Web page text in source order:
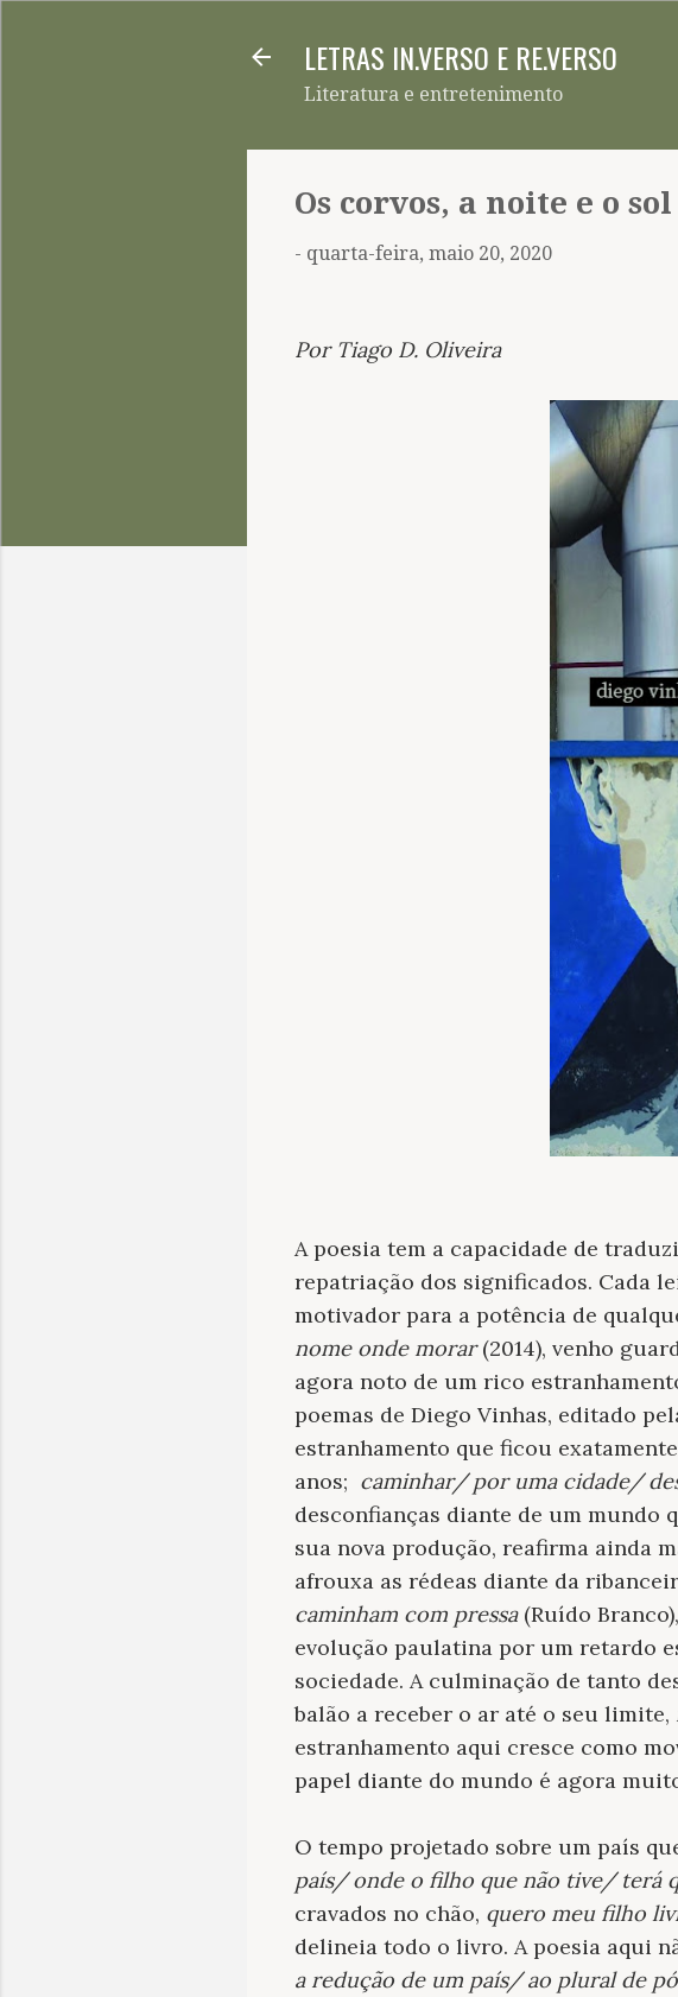
LETRAS IN.VERSO E RE.VERSO
Literatura e entretenimento
Os corvos, a noite e o
- quarta-feira, maio 20, 2020
Por Tiago D. Oliveira
A poesia tem a capacidade de
repatriação dos significados. Cada
motivador para a potência de
nome onde morar(2014), venho
agora noto de um rico
poemas de Diego Vinhas, editado
estranhamento que ficou
anos; caminhar/ por uma cidade/
desconfianças diante de um mundo
sua nova produção, reafirma ainda
afrouxa as rédeas diante da
caminham com pressa(Ruído
evolução paulatina por um retardo
sociedade. A culminação de tanto
balão a receber o ar até o seu limite,
estranhamento aqui cresce como
papel diante do mundo é agora
O tempo projetado sobre um país
país/ onde o filho que não tive/ terá
cravados no chão, quero meu filho
delineia todo o livro. A poesia aqui
a redução de um país/ ao plural de pó